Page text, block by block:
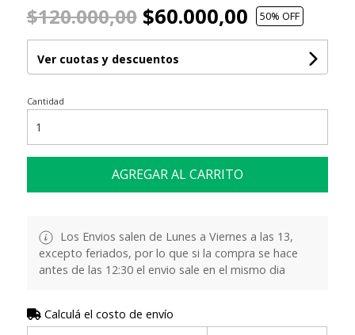
$120.000,00$60.000,00 50% OFF
Ver cuotas y descuentos
Cantidad
AGREGAR AL CARRITO
Los Envios salen de Lunes a Viernes a las 13,
excepto feriados, por lo que si la compra se hace
antes de las 12:30 el envio sale en el mismo dia
Calculá el costo de envío